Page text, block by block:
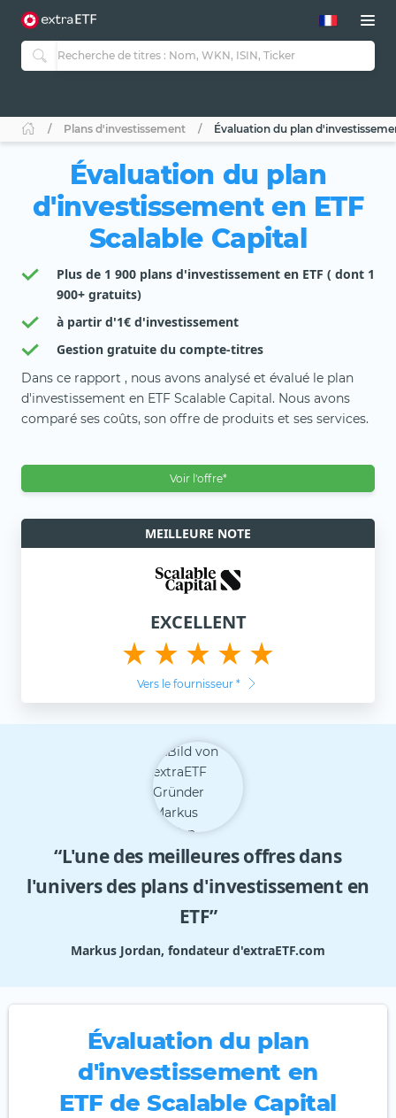
Plans d'investissement Évaluation du plan
Évaluation du plan
d'investissement en ETF
Scalable Capital
Plus de 1 900 plans d'investissement en ETF ( dont 1
900+ gratuits)
à partir d'1€ d'investissement
Gestion gratuite du compte-titres
Dans ce rapport , nous avons analysé et évalué le plan
d'investissement en ETF Scalable Capital. Nous avons
comparé ses coûts, son offre de produits et ses services.
Voir l'offre*
MEILLEURE NOTE
EXCELLENT
Vers le fournisseur *
“L'une des meilleures offres dans
l'univers des plans d'investissement en
ETF”
Markus Jordan, fondateur d'extraETF.com
Évaluation du plan
d'investissement en
ETF de Scalable Capital